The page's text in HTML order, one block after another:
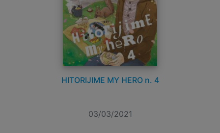
HITORIJIME MY HERO n. 4
03/03/2021